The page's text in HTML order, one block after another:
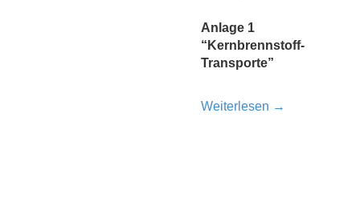
Anlage 1
“Kernbrennstoff-
Transporte”
Weiterlesen →